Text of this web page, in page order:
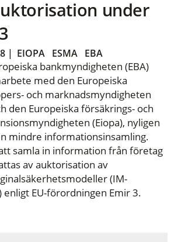
under
| EIOPA ESMA EBA
bankmyndigheten (EBA)
med den Europeiska
och marknadsmyndigheten
den Europeiska försäkrings- och
(Eiopa), nyligen
mindre informationsinsamling.
samla in information från företag
av auktorisation av
(IM-
enligt EU-förordningen Emir 3.